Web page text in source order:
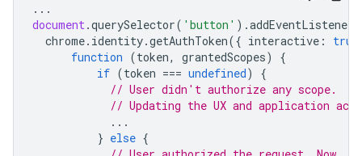
...
document.querySelector( 'button' ).addEventListener
chrome. identity.getAuthToken({ interactive : true
function (token, grantedScopes)
{
if (token === undefined)
{
// User didn't authorize any scope.
// Updating the UX and application
...
} else {